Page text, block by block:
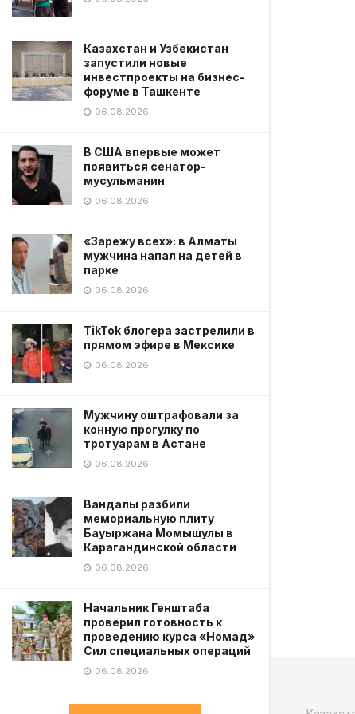
Казахстан и Узбекистан
запустили новые
инвестпроекты на бизнес-
форуме в Ташкенте
06.08.2026
В США впервые может
появиться сенатор-
мусульманин
06.08.2026
«Зарежу всех»: в Алматы
мужчина напал на детей в
парке
06.08.2026
TikTok блогера застрелили в
прямом эфире в Мексике
06.08.2026
Мужчину оштрафовали за
конную прогулку по
тротуарам в Астане
06.08.2026
Вандалы разбили
мемориальную плиту
Бауыржана Момышулы в
Карагандинской области
06.08.2026
Начальник Генштаба
проверил готовность к
проведению курса «Номад»
Сил специальных операций
06.08.2026